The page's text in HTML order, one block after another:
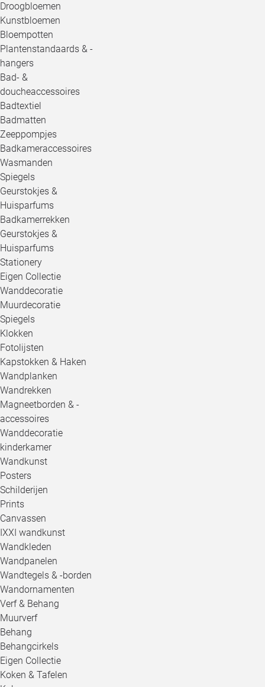
Droogbloemen
Kunstbloemen
Bloempotten
Plantenstandaards & -
hangers
Bad- &
doucheaccessoires
Badtextiel
Badmatten
Zeeppompjes
Badkameraccessoires
Wasmanden
Spiegels
Geurstokjes &
Huisparfums
Badkamerrekken
Geurstokjes &
Huisparfums
Stationery
Eigen Collectie
Wanddecoratie
Muurdecoratie
Spiegels
Klokken
Fotolijsten
Kapstokken & Haken
Wandplanken
Wandrekken
Magneetborden & -
accessoires
Wanddecoratie
kinderkamer
Wandkunst
Posters
Schilderijen
Prints
Canvassen
IXXI wandkunst
Wandkleden
Wandpanelen
Wandtegels & -borden
Wandornamenten
Verf & Behang
Muurverf
Behang
Behangcirkels
Eigen Collectie
Koken & Tafelen